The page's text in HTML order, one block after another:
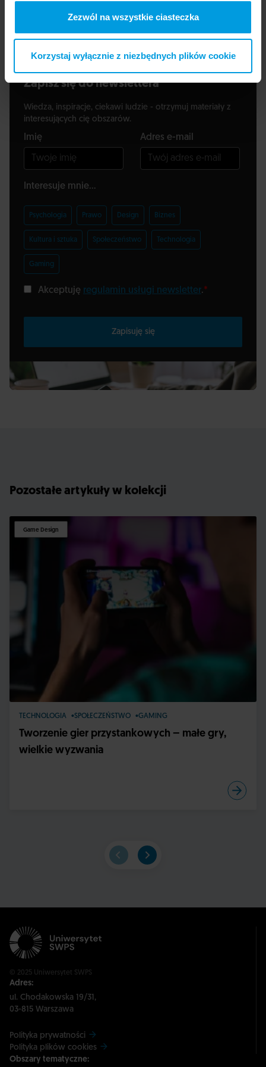
Zezwól na wszystkie ciasteczka
Korzystaj wyłącznie z niezbędnych plików cookie
Commodore 64.
Zapisz się do newslettera
Wiedza, inspiracje, ciekawi ludzie - otrzymuj materiały z
interesujących cię obszarów.
Imię Adres e-mail
Interesuje mnie...
Psychologia Prawo Design Biznes
Kultura i sztuka Społeczeństwo Technologia
Gaming
Akceptuję regulamin usługi newsletter.*
Zapisuję się
Pozostałe artykuły w kolekcji
Game Design
TECHNOLOGIA SPOŁECZEŃSTWO GAMING
Tworzenie gier przystankowych – małe gry,
wielkie wyzwania
© 2025 Uniwersytet SWPS
Adres:
ul. Chodakowska 19/31,
03-815 Warszawa
Polityka prywatności
Polityka plików cookies
Obszary tematyczne: